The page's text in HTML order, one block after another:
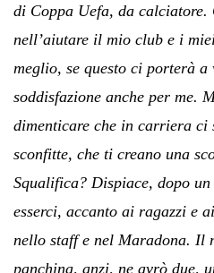
di Coppa Uefa, da calciatore.
nell’aiutare il mio club e i
meglio, se questo ci porterà
soddisfazione anche per me.
dimenticare che in carriera ci
sconfitte, che ti creano una
Squalifica? Dispiace, dopo
esserci, accanto ai ragazzi e
nello staff e nel Maradona. Il
panchina, anzi, ne avrò due,